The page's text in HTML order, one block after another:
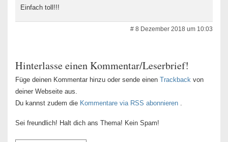
Einfach toll!!!
# 8 Dezember 2018 um 10:03
Hinterlasse einen Kommentar/Leserbrief!
Füge deinen Kommentar hinzu oder sende einen Trackback von
deiner Webseite aus.
Du kannst zudem die Kommentare via RSS abonnieren
Sei freundlich! Halt dich ans Thema! Kein Spam!